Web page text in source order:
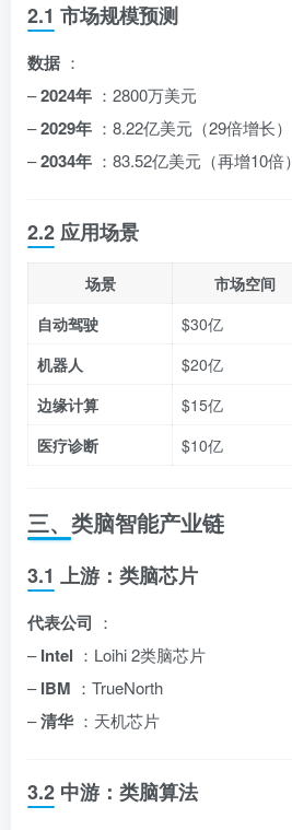
2.1 市场规模预测
数据 ：
–2024年 ：2800万美元
–2029年 ：8.22亿美元（29倍增长）
–2034年 ：83.52亿美元（再增10倍）
2.2 应用场景
场景 市场空间
自动驾驶
$30亿
机器人
$20亿
边缘计算
$15亿
医疗诊断
$10亿
三、类脑智能产业链
3.1 上游：类脑芯片
代表公司 ：
–Intel ：Loihi 2类脑芯片
–IBM ：TrueNorth
–清华 ：天机芯片
3.2 中游：类脑算法